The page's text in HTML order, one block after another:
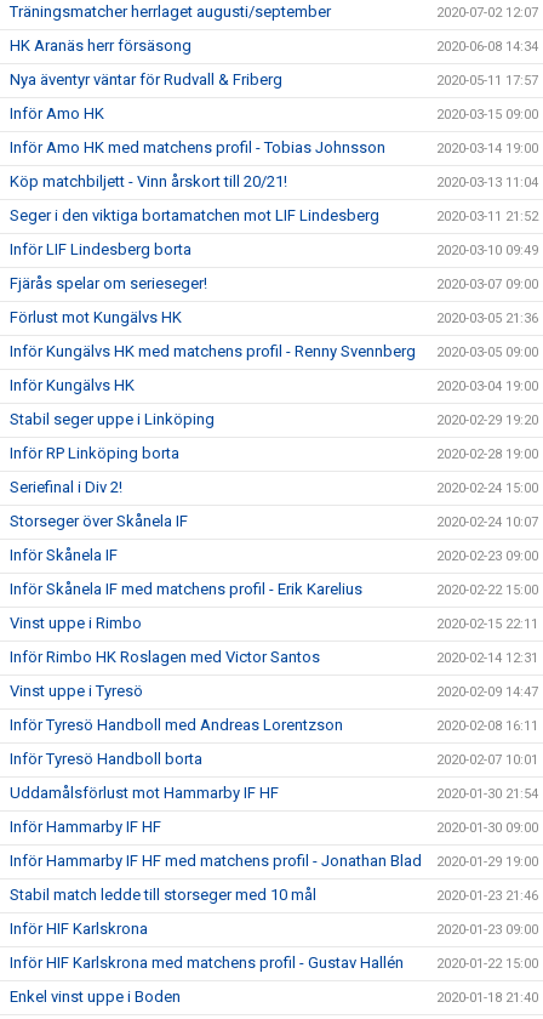
Träningsmatcher herrlaget augusti/september 2020-07-02 12:07
HK Aranäs herr försäsong 2020-06-08 14:34
Nya äventyr väntar för Rudvall & Friberg 2020-05-11 17:57
Inför Amo HK 2020-03-15 09:00
Inför Amo HK med matchens profil - Tobias Johnsson 2020-03-14 19:00
Köp matchbiljett - Vinn årskort till 20/21! 2020-03-13 11:04
Seger i den viktiga bortamatchen mot LIF Lindesberg 2020-03-11 21:52
Inför LIF Lindesberg borta 2020-03-10 09:49
Fjärås spelar om serieseger! 2020-03-07 09:00
Förlust mot Kungälvs HK 2020-03-05 21:36
Inför Kungälvs HK med matchens profil - Renny Svennberg 2020-03-05 09:00
Inför Kungälvs HK 2020-03-04 19:00
Stabil seger uppe i Linköping 2020-02-29 19:20
Inför RP Linköping borta 2020-02-28 19:00
Seriefinal i Div 2! 2020-02-24 15:00
Storseger över Skånela IF 2020-02-24 10:07
Inför Skånela IF 2020-02-23 09:00
Inför Skånela IF med matchens profil - Erik Karelius 2020-02-22 15:00
Vinst uppe i Rimbo 2020-02-15 22:11
Inför Rimbo HK Roslagen med Victor Santos 2020-02-14 12:31
Vinst uppe i Tyresö 2020-02-09 14:47
Inför Tyresö Handboll med Andreas Lorentzson 2020-02-08 16:11
Inför Tyresö Handboll borta 2020-02-07 10:01
Uddamålsförlust mot Hammarby IF HF 2020-01-30 21:54
Inför Hammarby IF HF 2020-01-30 09:00
Inför Hammarby IF HF med matchens profil - Jonathan Blad 2020-01-29 19:00
Stabil match ledde till storseger med 10 mål 2020-01-23 21:46
Inför HIF Karlskrona 2020-01-23 09:00
Inför HIF Karlskrona med matchens profil - Gustav Hallén 2020-01-22 15:00
Enkel vinst uppe i Boden 2020-01-18 21:40